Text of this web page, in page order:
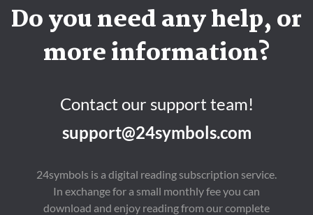
Do you need any help, or
more information?
Contact our support team!
support@24symbols.com
24symbols is a digital reading subscription service.
In exchange for a small monthly fee you can
download and enjoy reading from our complete